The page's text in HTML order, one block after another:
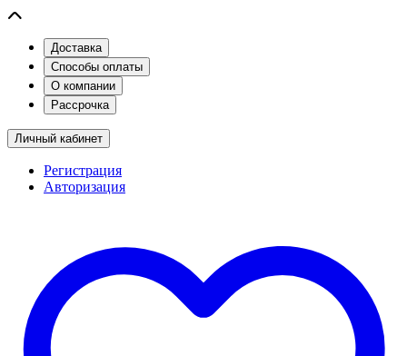
Доставка
Способы оплаты
О компании
Рассрочка
Личный кабинет
Регистрация
Авторизация